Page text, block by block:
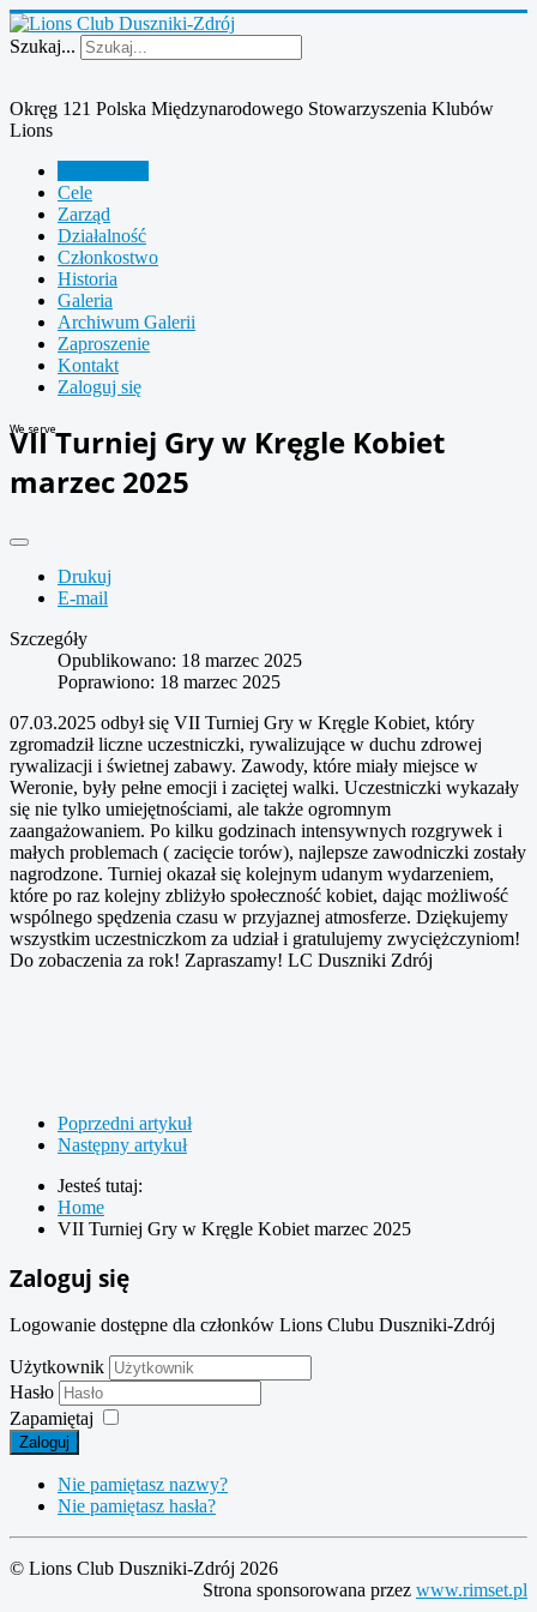
Szukaj...
Okręg 121 Polska Międzynarodowego Stowarzyszenia Klubów
Lions
Cele
Zarząd
Działalność
Członkostwo
Historia
Galeria
Archiwum Galerii
Zaproszenie
Kontakt
Zaloguj się
We serve
VII Turniej Gry w Kręgle Kobiet
marzec 2025
Drukuj
E-mail
Szczegóły
Opublikowano: 18 marzec 2025
Poprawiono: 18 marzec 2025
07.03.2025 odbył się VII Turniej Gry w Kręgle Kobiet, który
zgromadził liczne uczestniczki, rywalizujące w duchu zdrowej
rywalizacji i świetnej zabawy. Zawody, które miały miejsce w
Weronie, były pełne emocji i zaciętej walki. Uczestniczki wykazały
się nie tylko umiejętnościami, ale także ogromnym
zaangażowaniem. Po kilku godzinach intensywnych rozgrywek i
małych problemach ( zacięcie torów), najlepsze zawodniczki zostały
nagrodzone. Turniej okazał się kolejnym udanym wydarzeniem,
które po raz kolejny zbliżyło społeczność kobiet, dając możliwość
wspólnego spędzenia czasu w przyjaznej atmosferze. Dziękujemy
wszystkim uczestniczkom za udział i gratulujemy zwyciężczyniom!
Do zobaczenia za rok! Zapraszamy! LC Duszniki Zdrój
Poprzedni artykuł
Następny artykuł
Jesteś tutaj:
Home
VII Turniej Gry w Kręgle Kobiet marzec 2025
Zaloguj się
Logowanie dostępne dla członków Lions Clubu Duszniki-Zdrój
Użytkownik
Hasło
Zapamiętaj
Zaloguj
Nie pamiętasz nazwy?
Nie pamiętasz hasła?
© Lions Club Duszniki-Zdrój 2026
Strona sponsorowana przez www.rimset.pl